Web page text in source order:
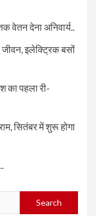
वेतन देना अनिवार्य..
जीवन, इलेक्ट्रिक बसों
का पहला री-
सितंबर में शुरू होगा